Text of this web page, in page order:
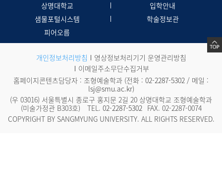
상명대학교
입학안내
샘물포털시스템
학술정보관
피어오름
개인정보처리방침
영상정보처리기기 운영관리방침
이메일주소무단수집거부
홈페이지콘텐츠담당자 : 조형예술학과 (전화 : 02-2287-5302 / 메일 :
lsj@smu.ac.kr)
(우 03016) 서울특별시 종로구 홍지문 2길 20 상명대학교 조형예술학과
(미술가정관 B303호)
TEL. 02-2287-5302 FAX. 02-2287-0074
COPYRIGHT BY SANGMYUNG UNIVERSITY. ALL RIGHTS RESERVED.